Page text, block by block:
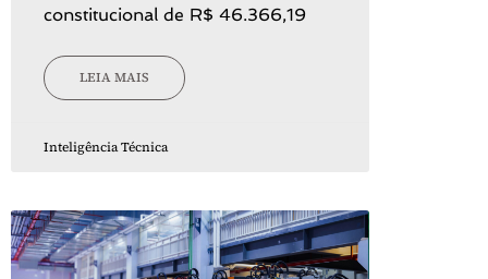
constitucional de R$ 46.366,19
LEIA MAIS
Inteligência Técnica